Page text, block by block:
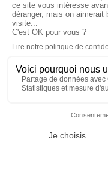
Ce site utilise des
améliorer votre
notre
Navigation
Accueil
Nos jeux
Guide de style
Politique de